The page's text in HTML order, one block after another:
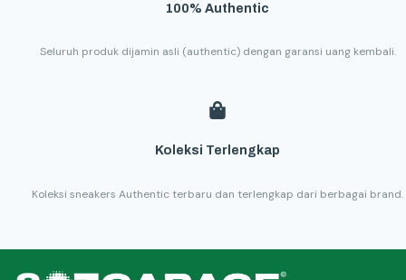
100% Authentic
Seluruh produk dijamin asli (authentic) dengan garansi uang kembali.
Koleksi Terlengkap
Koleksi sneakers Authentic terbaru dan terlengkap dari berbagai brand.